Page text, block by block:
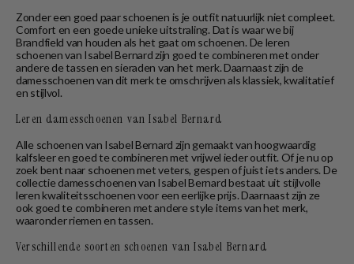
Zonder een goed paar schoenen is je outfit natuurlijk niet compleet.
Comfort en een goede unieke uitstraling. Dat is waar we bij
Brandfield van houden als het gaat om schoenen. De leren
schoenen van Isabel Bernard zijn goed te combineren met onder
andere de tassen en sieraden van het merk. Daarnaast zijn de
damesschoenen van dit merk te omschrijven als klassiek, kwalitatief
en stijlvol.
Leren damesschoenen van Isabel Bernard
Alle schoenen van Isabel Bernard zijn gemaakt van hoogwaardig
kalfsleer en goed te combineren met vrijwel ieder outfit. Of je nu op
zoek bent naar schoenen met veters, gespen of juist iets anders. De
collectie damesschoenen van Isabel Bernard bestaat uit stijlvolle
leren kwaliteitsschoenen voor een eerlijke prijs. Daarnaast zijn ze
ook goed te combineren met andere style items van het merk,
waaronder riemen en tassen.
Verschillende soorten schoenen van Isabel Bernard